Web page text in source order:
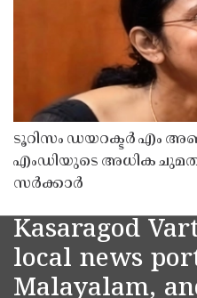
ടൂറിസം ഡയറക്ടർ എം
എംഡിയുടെ അധിക
സർക്കാർ
Kasaragod
local news
Malayalam,